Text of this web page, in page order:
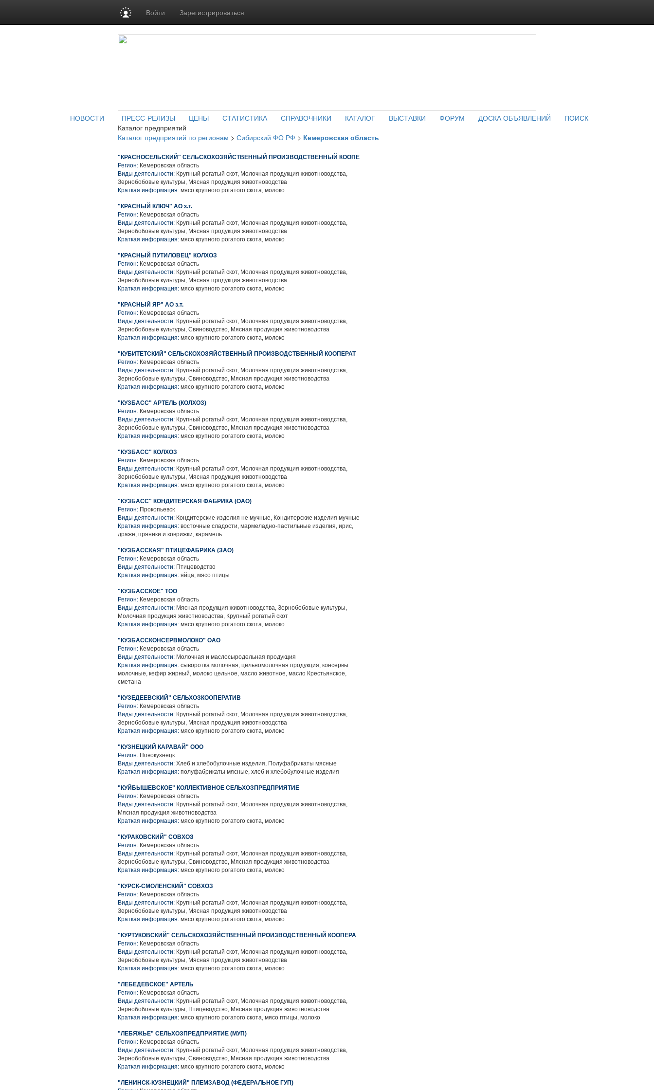
Войти Зарегистрироваться
НОВОСТИ ПРЕСС-РЕЛИЗЫ ЦЕНЫ СТАТИСТИКА СПРАВОЧНИКИ КАТАЛОГ ВЫСТАВКИ ФОРУМ ДОСКА ОБЪЯВЛЕНИЙ
ПОИСК
Каталог предприятий
Каталог предприятий по регионам > Сибирский ФО РФ > Кемеровская область
"КРАСНОСЕЛЬСКИЙ" СЕЛЬСКОХОЗЯЙСТВЕННЫЙ ПРОИЗВОДСТВЕННЫЙ КООПЕ
Регион: Кемеровская область
Виды деятельности: Крупный рогатый скот, Молочная продукция животноводства,
Зернобобовые культуры, Мясная продукция животноводства
Краткая информация: мясо крупного рогатого скота, молоко
"КРАСНЫЙ КЛЮЧ" АО з.т.
Регион: Кемеровская область
Виды деятельности: Крупный рогатый скот, Молочная продукция животноводства,
Зернобобовые культуры, Мясная продукция животноводства
Краткая информация: мясо крупного рогатого скота, молоко
"КРАСНЫЙ ПУТИЛОВЕЦ" КОЛХОЗ
Регион: Кемеровская область
Виды деятельности: Крупный рогатый скот, Молочная продукция животноводства,
Зернобобовые культуры, Мясная продукция животноводства
Краткая информация: мясо крупного рогатого скота, молоко
"КРАСНЫЙ ЯР" АО з.т.
Регион: Кемеровская область
Виды деятельности: Крупный рогатый скот, Молочная продукция животноводства,
Зернобобовые культуры, Свиноводство, Мясная продукция животноводства
Краткая информация: мясо крупного рогатого скота, молоко
"КУБИТЕТСКИЙ" СЕЛЬСКОХОЗЯЙСТВЕННЫЙ ПРОИЗВОДСТВЕННЫЙ КООПЕРАТ
Регион: Кемеровская область
Виды деятельности: Крупный рогатый скот, Молочная продукция животноводства,
Зернобобовые культуры, Свиноводство, Мясная продукция животноводства
Краткая информация: мясо крупного рогатого скота, молоко
"КУЗБАСС" АРТЕЛЬ (КОЛХОЗ)
Регион: Кемеровская область
Виды деятельности: Крупный рогатый скот, Молочная продукция животноводства,
Зернобобовые культуры, Свиноводство, Мясная продукция животноводства
Краткая информация: мясо крупного рогатого скота, молоко
"КУЗБАСС" КОЛХОЗ
Регион: Кемеровская область
Виды деятельности: Крупный рогатый скот, Молочная продукция животноводства,
Зернобобовые культуры, Мясная продукция животноводства
Краткая информация: мясо крупного рогатого скота, молоко
"КУЗБАСС" КОНДИТЕРСКАЯ ФАБРИКА (ОАО)
Регион: Прокопьевск
Виды деятельности: Кондитерские изделия не мучные, Кондитерские изделия мучные
Краткая информация: восточные сладости, мармеладно-пастильные изделия, ирис,
драже, пряники и коврижки, карамель
"КУЗБАССКАЯ" ПТИЦЕФАБРИКА (ЗАО)
Регион: Кемеровская область
Виды деятельности: Птицеводство
Краткая информация: яйца, мясо птицы
"КУЗБАССКОЕ" ТОО
Регион: Кемеровская область
Виды деятельности: Мясная продукция животноводства, Зернобобовые культуры,
Молочная продукция животноводства, Крупный рогатый скот
Краткая информация: мясо крупного рогатого скота, молоко
"КУЗБАССКОНСЕРВМОЛОКО" ОАО
Регион: Кемеровская область
Виды деятельности: Молочная и маслосыродельная продукция
Краткая информация: сыворотка молочная, цельномолочная продукция, консервы
молочные, кефир жирный, молоко цельное, масло животное, масло Крестьянское,
сметана
"КУЗЕДЕЕВСКИЙ" СЕЛЬХОЗКООПЕРАТИВ
Регион: Кемеровская область
Виды деятельности: Крупный рогатый скот, Молочная продукция животноводства,
Зернобобовые культуры, Мясная продукция животноводства
Краткая информация: мясо крупного рогатого скота, молоко
"КУЗНЕЦКИЙ КАРАВАЙ" ООО
Регион: Новокузнецк
Виды деятельности: Хлеб и хлебобулочные изделия, Полуфабрикаты мясные
Краткая информация: полуфабрикаты мясные, хлеб и хлебобулочные изделия
"КУЙБЫШЕВСКОЕ" КОЛЛЕКТИВНОЕ СЕЛЬХОЗПРЕДПРИЯТИЕ
Регион: Кемеровская область
Виды деятельности: Крупный рогатый скот, Молочная продукция животноводства,
Мясная продукция животноводства
Краткая информация: мясо крупного рогатого скота, молоко
"КУРАКОВСКИЙ" СОВХОЗ
Регион: Кемеровская область
Виды деятельности: Крупный рогатый скот, Молочная продукция животноводства,
Зернобобовые культуры, Свиноводство, Мясная продукция животноводства
Краткая информация: мясо крупного рогатого скота, молоко
"КУРСК-СМОЛЕНСКИЙ" СОВХОЗ
Регион: Кемеровская область
Виды деятельности: Крупный рогатый скот, Молочная продукция животноводства,
Зернобобовые культуры, Мясная продукция животноводства
Краткая информация: мясо крупного рогатого скота, молоко
"КУРТУКОВСКИЙ" СЕЛЬСКОХОЗЯЙСТВЕННЫЙ ПРОИЗВОДСТВЕННЫЙ КООПЕРА
Регион: Кемеровская область
Виды деятельности: Крупный рогатый скот, Молочная продукция животноводства,
Зернобобовые культуры, Мясная продукция животноводства
Краткая информация: мясо крупного рогатого скота, молоко
"ЛЕБЕДЕВСКОЕ" АРТЕЛЬ
Регион: Кемеровская область
Виды деятельности: Крупный рогатый скот, Молочная продукция животноводства,
Зернобобовые культуры, Птицеводство, Мясная продукция животноводства
Краткая информация: мясо крупного рогатого скота, мясо птицы, молоко
"ЛЕБЯЖЬЕ" СЕЛЬХОЗПРЕДПРИЯТИЕ (МУП)
Регион: Кемеровская область
Виды деятельности: Крупный рогатый скот, Молочная продукция животноводства,
Зернобобовые культуры, Свиноводство, Мясная продукция животноводства
Краткая информация: мясо крупного рогатого скота, молоко
"ЛЕНИНСК-КУЗНЕЦКИЙ" ПЛЕМЗАВОД (ФЕДЕРАЛЬНОЕ ГУП)